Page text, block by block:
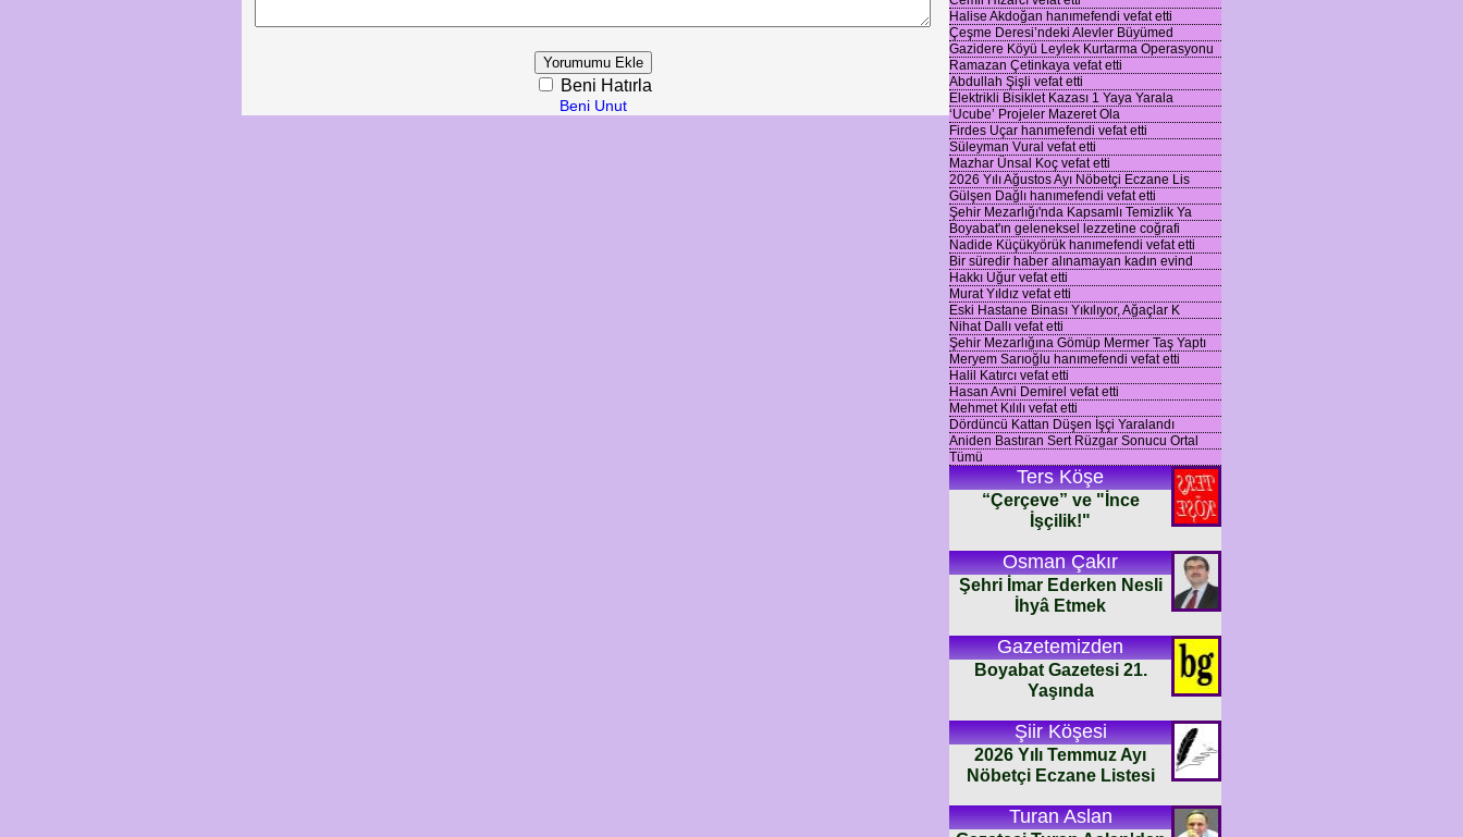
Beni Hatırla
Beni Unut
Halise Akdoğan hanımefendi vefat etti
Çeşme Deresi’ndeki Alevler Büyümed
Gazidere Köyü Leylek Kurtarma Operasyonu
Ramazan Çetinkaya vefat etti
Abdullah Şişli vefat etti
Elektrikli Bisiklet Kazası 1 Yaya Yarala
‘Ucube’ Projeler Mazeret Ola
Firdes Uçar hanımefendi vefat etti
Süleyman Vural vefat etti
Mazhar Ünsal Koç vefat etti
2026 Yılı Ağustos Ayı Nöbetçi Eczane Lis
Gülşen Dağlı hanımefendi vefat etti
Şehir Mezarlığı'nda Kapsamlı Temizlik Ya
Boyabat'ın geleneksel lezzetine coğrafi
Nadide Küçükyörük hanımefendi vefat etti
Bir süredir haber alınamayan kadın evind
Hakkı Uğur vefat etti
Murat Yıldız vefat etti
Eski Hastane Binası Yıkılıyor, Ağaçlar K
Nihat Dallı vefat etti
Şehir Mezarlığına Gömüp Mermer Taş Yaptı
Meryem Sarıoğlu hanımefendi vefat etti
Halil Katırcı vefat etti
Hasan Avni Demirel vefat etti
Mehmet Kılılı vefat etti
Dördüncü Kattan Düşen İşçi Yaralandı
Aniden Bastıran Sert Rüzgar Sonucu Ortal
Tümü
Ters Köşe
“Çerçeve” ve "İnce
İşçilik!"
Osman Çakır
Şehri İmar Ederken Nesli
İhyâ Etmek
Gazetemizden
Boyabat Gazetesi 21.
Yaşında
Şiir Köşesi
2026 Yılı Temmuz Ayı
Nöbetçi Eczane Listesi
Turan Aslan